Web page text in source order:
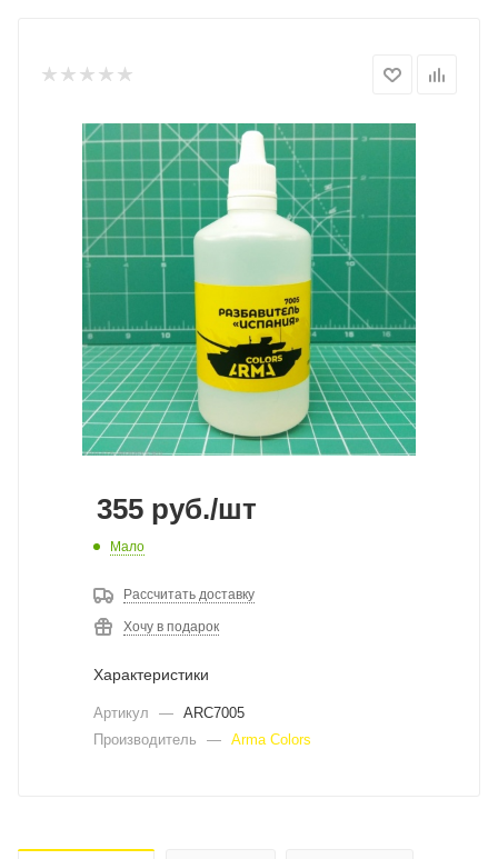
355 руб./шт
Мало
Рассчитать доставку
Хочу в подарок
Характеристики
Артикул — ARC7005
Производитель
— Arma Colors